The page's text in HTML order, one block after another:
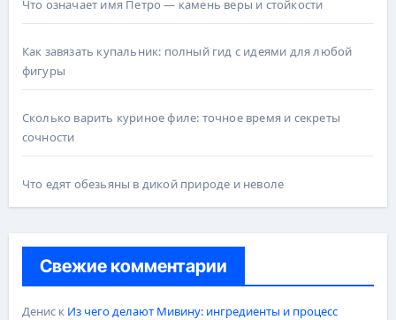
Что означает имя Петро — камень веры и стойкости
Как завязать купальник: полный гид с идеями для любой
фигуры
Сколько варить куриное филе: точное время и секреты
сочности
Что едят обезьяны в дикой природе и неволе
Свежие комментарии
Дениск Из чего делают Мивину: ингредиенты и процесс